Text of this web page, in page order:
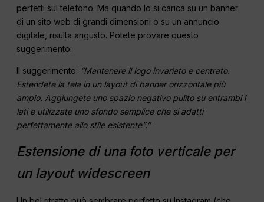
perfetti sul telefono. Ma quando lo si carica su un banner
di un sito web di grandi dimensioni o su un annuncio
digitale, risulta angusto. Potete provare questo
suggerimento:
Il suggerimento: “Mantenere il logo invariato e centrato.
Estendete la tela in un layout di banner orizzontale più
ampio. Aggiungete uno spazio negativo pulito su entrambi i
lati e utilizzate uno sfondo semplice che si adatti
perfettamente allo stile esistente”.”
Estensione di una foto verticale per
un layout widescreen